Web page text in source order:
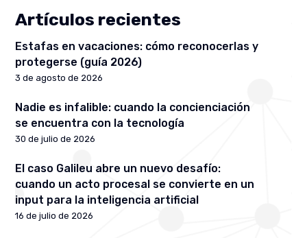
Artículos recientes
Estafas en vacaciones: cómo reconocerlas y
protegerse (guía 2026)
3 de agosto de 2026
Nadie es infalible: cuando la concienciación
se encuentra con la tecnología
30 de julio de 2026
El caso Galileu abre un nuevo desafío:
cuando un acto procesal se convierte en un
input para la inteligencia artificial
16 de julio de 2026